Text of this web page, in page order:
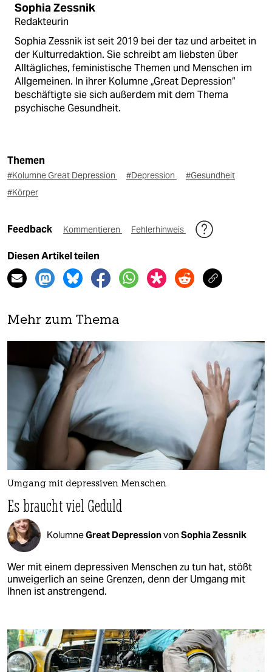
Sophia Zessnik
Redakteurin
Sophia Zessnik ist seit 2019 bei der taz und arbeitet in
der Kulturredaktion. Sie schreibt am liebsten über
Alltägliches, feministische Themen und Menschen im
Allgemeinen. In ihrer Kolumne „Great Depression“
beschäftigte sie sich außerdem mit dem Thema
psychische Gesundheit.
Themen
#Kolumne Great Depression #Depression
#Gesundheit
#Körper
Feedback Kommentieren Fehlerhinweis
Diesen Artikel teilen
Mehr zum Thema
Umgang mit depressiven Menschen
Es braucht viel Geduld
KolumneGreat Depressionvon Sophia Zessnik
Wer mit einem depressiven Menschen zu tun hat, stößt
unweigerlich an seine Grenzen, denn der Umgang mit
Ihnen ist anstrengend.